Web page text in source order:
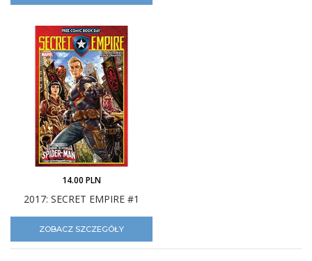
2017: SECRET EMPIRE #1
14.00 PLN
ZOBACZ SZCZEGÓŁY